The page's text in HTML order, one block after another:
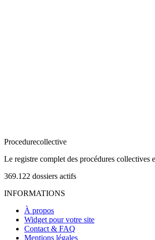
Procedurecollective
Le registre complet des procédures
369.122 dossiers actifs
INFORMATIONS
À propos
Widget pour votre site
Contact & FAQ
Mentions légales